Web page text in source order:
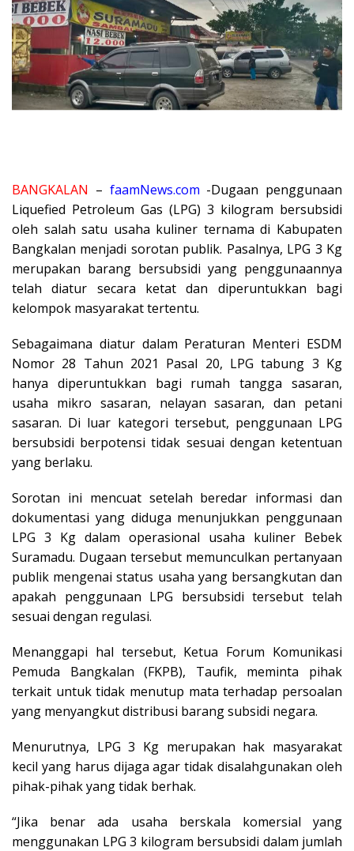
BANGKALAN – faamNews.com -Dugaan penggunaan
Liquefied Petroleum Gas (LPG) 3 kilogram bersubsidi
oleh salah satu usaha kuliner ternama di Kabupaten
Bangkalan menjadi sorotan publik. Pasalnya, LPG 3 Kg
merupakan barang bersubsidi yang penggunaannya
telah diatur secara ketat dan diperuntukkan bagi
kelompok masyarakat tertentu.
Sebagaimana diatur dalam Peraturan Menteri ESDM
Nomor 28 Tahun 2021 Pasal 20, LPG tabung 3 Kg
hanya diperuntukkan bagi rumah tangga sasaran,
usaha mikro sasaran, nelayan sasaran, dan petani
sasaran. Di luar kategori tersebut, penggunaan LPG
bersubsidi berpotensi tidak sesuai dengan ketentuan
yang berlaku.
Sorotan ini mencuat setelah beredar informasi dan
dokumentasi yang diduga menunjukkan penggunaan
LPG 3 Kg dalam operasional usaha kuliner Bebek
Suramadu. Dugaan tersebut memunculkan pertanyaan
publik mengenai status usaha yang bersangkutan dan
apakah penggunaan LPG bersubsidi tersebut telah
sesuai dengan regulasi.
Menanggapi hal tersebut, Ketua Forum Komunikasi
Pemuda Bangkalan (FKPB), Taufik, meminta pihak
terkait untuk tidak menutup mata terhadap persoalan
yang menyangkut distribusi barang subsidi negara.
Menurutnya, LPG 3 Kg merupakan hak masyarakat
kecil yang harus dijaga agar tidak disalahgunakan oleh
pihak-pihak yang tidak berhak.
“Jika benar ada usaha berskala komersial yang
menggunakan LPG 3 kilogram bersubsidi dalam jumlah